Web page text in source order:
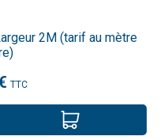
2M (tarif au mètre
TTC